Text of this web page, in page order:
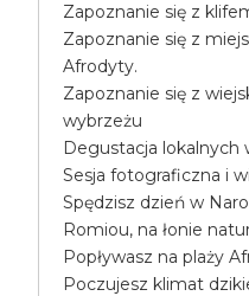
Zapoznanie się z
Zapoznanie się z
Afrodyty.
Zapoznanie się z
wybrzeżu
Degustacja lokalnych
Sesja fotograficzna i
Spędzisz dzień w
Romiou, na łonie
Popływasz na plaży
Poczujesz klimat